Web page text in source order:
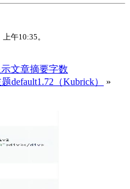
午10:35。
文章摘要字数
default1.72（Kubrick）
»